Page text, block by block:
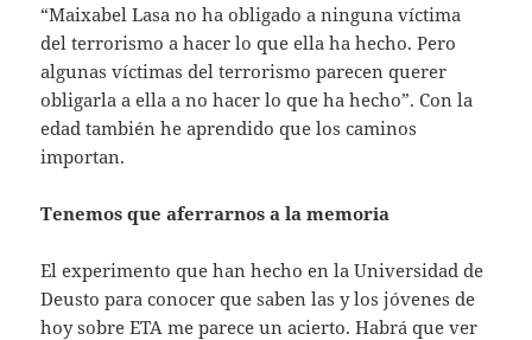
“Maixabel Lasa no ha obligado a ninguna víctima
del terrorismo a hacer lo que ella ha hecho. Pero
algunas víctimas del terrorismo parecen querer
obligarla a ella a no hacer lo que ha hecho”. Con la
edad también he aprendido que los caminos
importan.
Tenemos que aferrarnos a la memoria
El experimento que han hecho en la Universidad de
Deusto para conocer que saben las y los jóvenes de
hoy sobre ETA me parece un acierto. Habrá que ver